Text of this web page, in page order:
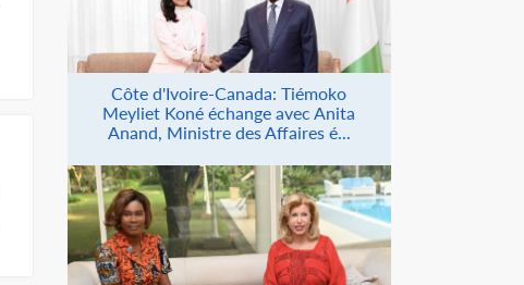
Côte d'Ivoire-Canada: Tiémoko
Meyliet Koné échange avec Anita
Anand, Ministre des Affaires é...